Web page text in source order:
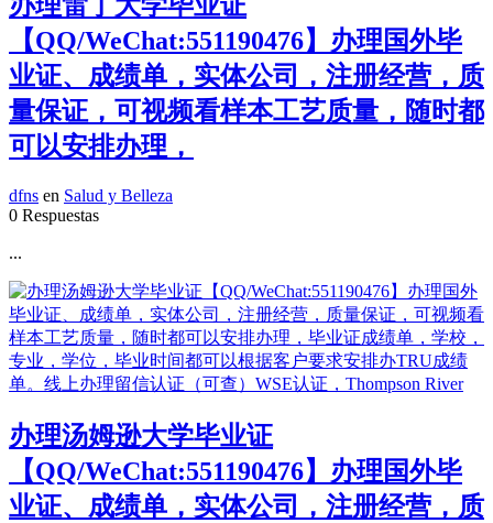
办理雷丁大学毕业证
【QQ/WeChat:551190476】办理国外毕
业证、成绩单，实体公司，注册经营，质
量保证，可视频看样本工艺质量，随时都
可以安排办理，
dfns en Salud y Belleza
0 Respuestas
...
办理汤姆逊大学毕业证
【QQ/WeChat:551190476】办理国外毕
业证、成绩单，实体公司，注册经营，质